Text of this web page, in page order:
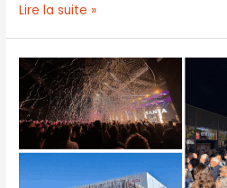
Lire la suite »